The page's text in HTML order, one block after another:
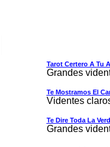
Tarot Certero A Tu
Grandes
Te Mostramos El
Videntes
Te Dire Toda La
Grandes